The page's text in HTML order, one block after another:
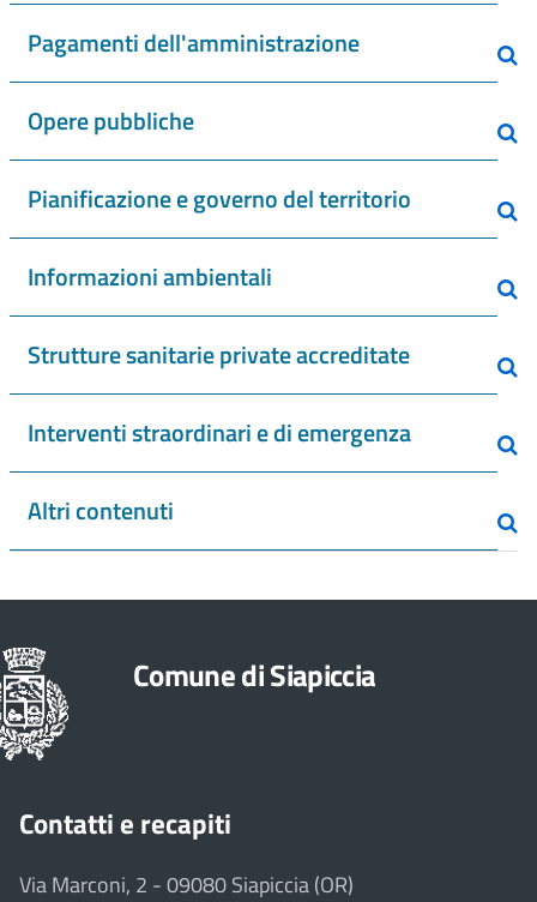
Pagamenti dell'amministrazione
Opere pubbliche
Pianificazione e governo del territorio
Informazioni ambientali
Strutture sanitarie private accreditate
Interventi straordinari e di emergenza
Altri contenuti
Comune di Siapiccia
Contatti e recapiti
Via Marconi, 2 - 09080 Siapiccia (OR)